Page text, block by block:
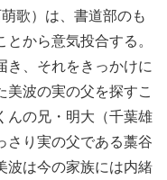
歌）は、書道部のも
から意気投合する。
き、それをきっかけに
美波の実の父を探すこ
んの兄・明大（千葉雄
さり実の父である藁谷
波は今の家族には内緒